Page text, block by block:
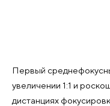
Первый
увеличении 1:1 и
дистанциях